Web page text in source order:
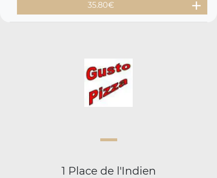
35.80€
1 Place de l'Indien